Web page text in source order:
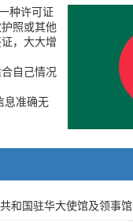
种许可证
照或其他
，大大增
自己情况
息准确无
和国驻华大使馆及领事馆